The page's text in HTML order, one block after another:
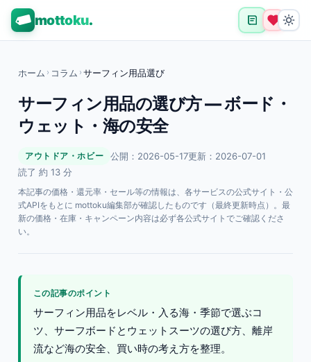
mottoku.
ホーム › コラム › サーフィン用品選び
サーフィン用品の選び方 — ボード・
ウェット・海の安全
アウトドア・ホビー 公開：2026-05-17更新：2026-07-01
読了 約 13 分
本記事の価格・還元率・セール等の情報は、各サービスの公式サイト・公
式APIをもとに mottoku編集部が確認したものです（最終更新時点）。最
新の価格・在庫・キャンペーン内容は必ず各公式サイトでご確認くださ
い。
この記事のポイント
サーフィン用品をレベル・入る海・季節で選ぶコ
ツ、サーフボードとウェットスーツの選び方、離岸
流など海の安全、買い時の考え方を整理。